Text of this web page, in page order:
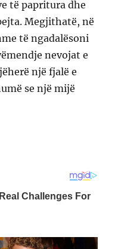
të papritura dhe
Megjithatë, në
të ngadalësoni
nevojat e
një fjalë e
se një mijë